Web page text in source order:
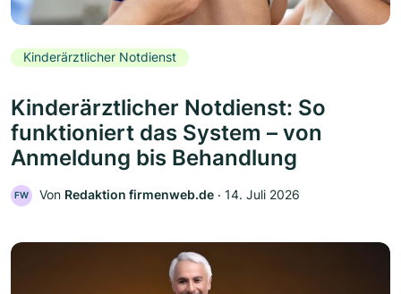
Kinderärztlicher Notdienst
Kinderärztlicher Notdienst: So
funktioniert das System – von
Anmeldung bis Behandlung
FW Von Redaktion firmenweb.de ‧ 14. Juli 2026